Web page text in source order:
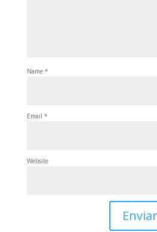
Name *
Email *
Website